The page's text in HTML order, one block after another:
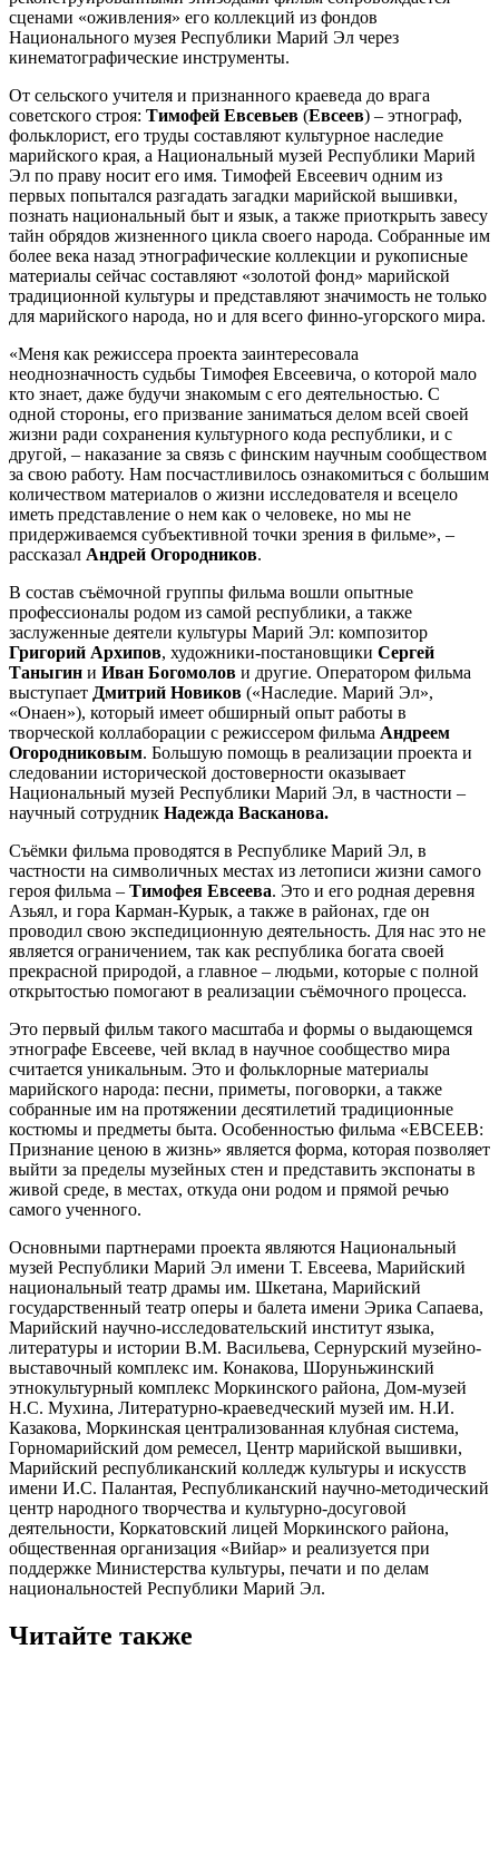
сценами «оживления» его коллекций из фондов
Национального музея Республики Марий Эл через
кинематографические инструменты.
От сельского учителя и признанного краеведа до врага
советского строя: Тимофей Евсевьев (Евсеев) – этнограф,
фольклорист, его труды составляют культурное наследие
марийского края, а Национальный музей Республики Марий
Эл по праву носит его имя. Тимофей Евсеевич одним из
первых попытался разгадать загадки марийской вышивки,
познать национальный быт и язык, а также приоткрыть завесу
тайн обрядов жизненного цикла своего народа. Собранные им
более века назад этнографические коллекции и рукописные
материалы сейчас составляют «золотой фонд» марийской
традиционной культуры и представляют значимость не только
для марийского народа, но и для всего финно-угорского мира.
«Меня как режиссера проекта заинтересовала
неоднозначность судьбы Тимофея Евсеевича, о которой мало
кто знает, даже будучи знакомым с его деятельностью. С
одной стороны, его призвание заниматься делом всей своей
жизни ради сохранения культурного кода республики, и с
другой, – наказание за связь с финским научным сообществом
за свою работу. Нам посчастливилось ознакомиться с большим
количеством материалов о жизни исследователя и всецело
иметь представление о нем как о человеке, но мы не
придерживаемся субъективной точки зрения в фильме», –
рассказал Андрей Огородников.
В состав съёмочной группы фильма вошли опытные
профессионалы родом из самой республики, а также
заслуженные деятели культуры Марий Эл: композитор
Григорий Архипов, художники-постановщики Сергей
Таныгин и Иван Богомолов и другие. Оператором фильма
выступает Дмитрий Новиков («Наследие. Марий Эл»,
«Онаен»), который имеет обширный опыт работы в
творческой коллаборации с режиссером фильма Андреем
Огородниковым. Большую помощь в реализации проекта и
следовании исторической достоверности оказывает
Национальный музей Республики Марий Эл, в частности –
научный сотрудник Надежда Васканова.
Съёмки фильма проводятся в Республике Марий Эл, в
частности на символичных местах из летописи жизни самого
героя фильма – Тимофея Евсеева. Это и его родная деревня
Азьял, и гора Карман-Курык, а также в районах, где он
проводил свою экспедиционную деятельность. Для нас это не
является ограничением, так как республика богата своей
прекрасной природой, а главное – людьми, которые с полной
открытостью помогают в реализации съёмочного процесса.
Это первый фильм такого масштаба и формы о выдающемся
этнографе Евсееве, чей вклад в научное сообщество мира
считается уникальным. Это и фольклорные материалы
марийского народа: песни, приметы, поговорки, а также
собранные им на протяжении десятилетий традиционные
костюмы и предметы быта. Особенностью фильма «ЕВСЕЕВ:
Признание ценою в жизнь» является форма, которая позволяет
выйти за пределы музейных стен и представить экспонаты в
живой среде, в местах, откуда они родом и прямой речью
самого ученного.
Основными партнерами проекта являются Национальный
музей Республики Марий Эл имени Т. Евсеева, Марийский
национальный театр драмы им. Шкетана, Марийский
государственный театр оперы и балета имени Эрика Сапаева,
Марийский научно-исследовательский институт языка,
литературы и истории В.М. Васильева, Сернурский музейно-
выставочный комплекс им. Конакова, Шоруньжинский
этнокультурный комплекс Моркинского района, Дом-музей
Н.С. Мухина, Литературно-краеведческий музей им. Н.И.
Казакова, Моркинская централизованная клубная система,
Горномарийский дом ремесел, Центр марийской вышивки,
Марийский республиканский колледж культуры и искусств
имени И.С. Палантая, Республиканский научно-методический
центр народного творчества и культурно-досуговой
деятельности, Коркатовский лицей Моркинского района,
общественная организация «Вийар» и реализуется при
поддержке Министерства культуры, печати и по делам
национальностей Республики Марий Эл.
Читайте также